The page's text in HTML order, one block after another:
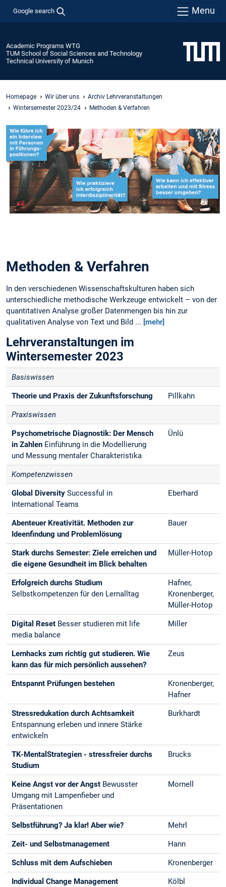
Google search Menu
Academic Programs WTG
TUM School of Social Sciences and Technology
Technical University of Munich
Homepage Wir über uns
Archiv Lehrveranstaltungen
Wintersemester 2023/24
Methoden & Verfahren
Methoden & Verfahren
In den verschiedenen Wissenschaftskulturen haben sich
unterschiedliche methodische Werkzeuge entwickelt – von der
quantitativen Analyse großer Datenmengen bis hin zur
qualitativen Analyse von Text und Bild ... [mehr]
Lehrveranstaltungen im
Wintersemester 2023
Basiswissen
Theorie und Praxis der Zukunftsforschung Pillkahn
Praxiswissen
Psychometrische Diagnostik: Der Mensch
in Zahlen Einführung in die Modellierung
und Messung mentaler Charakteristika
Ünlü
Kompetenzwissen
Global Diversity Successful in
International Teams
Eberhard
Abenteuer Kreativität. Methoden zur
Ideenfindung und Problemlösung
Bauer
Stark durchs Semester: Ziele erreichen und
die eigene Gesundheit im Blick behalten
Müller-Hotop
Erfolgreich durchs Studium
Selbstkompetenzen für den Lernalltag
Hafner,
Kronenberger,
Müller-Hotop
Digital Reset Besser studieren mit life
media balance
Miller
Lernhacks zum richtig gut studieren. Wie
kann das für mich persönlich aussehen?
Zeus
Entspannt Prüfungen bestehen
Kronenberger,
Hafner
Stressredukation durch Achtsamkeit
Entspannung erleben und innere Stärke
entwickeln
Burkhardt
TK-MentalStrategien - stressfreier durchs
Studium
Brucks
Keine Angst vor der Angst Bewusster
Umgang mit Lampenfieber und
Präsentationen
Mornell
Selbstführung? Ja klar! Aber wie? Mehrl
Zeit- und Selbstmanagement Hann
Schluss mit dem Aufschieben Kronenberger
Individual Change Management
Kölbl